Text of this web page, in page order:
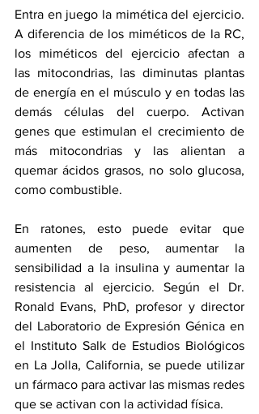
Entra en juego la mimética del ejercicio.
A diferencia de los miméticos de la RC,
los miméticos del ejercicio afectan a
las mitocondrias, las diminutas plantas
de energía en el músculo y en todas las
demás células del cuerpo. Activan
genes que estimulan el crecimiento de
más mitocondrias y las alientan a
quemar ácidos grasos, no solo glucosa,
como combustible.
En ratones, esto puede evitar que
aumenten de peso, aumentar la
sensibilidad a la insulina y aumentar la
Ronald Evans, PhD, profesor y director
del Laboratorio de Expresión Génica en
el Instituto Salk de Estudios Biológicos
en La Jolla, California, se puede utilizar
un fármaco para activar las mismas redes
que se activan con la actividad física.